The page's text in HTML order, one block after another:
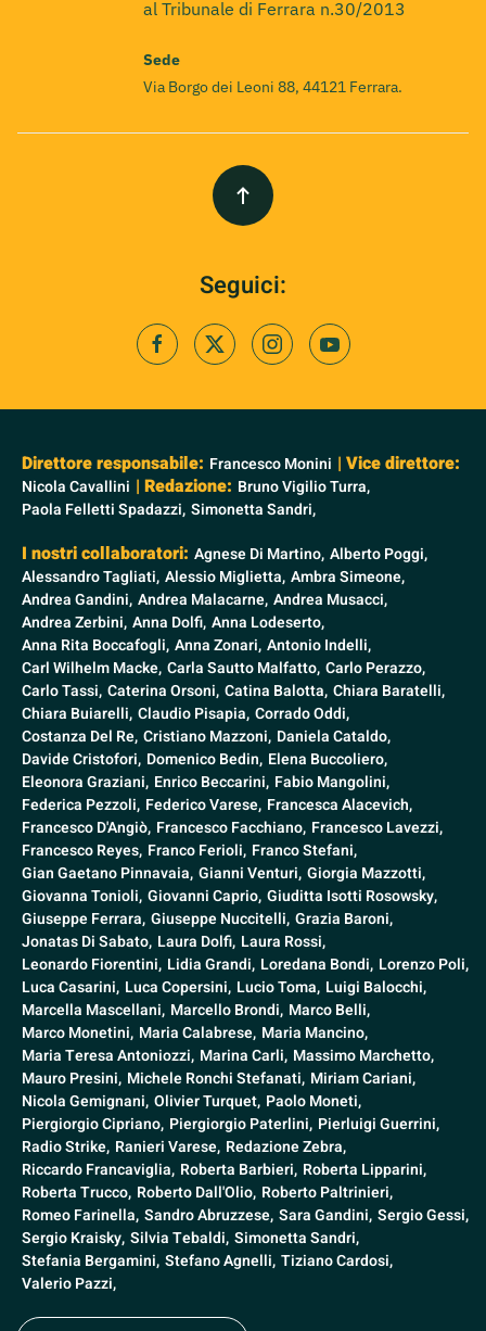
al Tribunale di Ferrara n.30/2013
Sede
Via Borgo dei Leoni 88, 44121 Ferrara.
Seguici:
Direttore responsabile: Francesco Monini | Vice direttore:
Nicola Cavallini | Redazione: Bruno Vigilio Turra,
Paola Felletti Spadazzi, Simonetta Sandri,
I nostri collaboratori: Agnese Di Martino, Alberto Poggi,
Alessandro Tagliati, Alessio Miglietta, Ambra Simeone,
Andrea Gandini, Andrea Malacarne, Andrea Musacci,
Andrea Zerbini, Anna Dolfi, Anna Lodeserto,
Anna Rita Boccafogli, Anna Zonari, Antonio Indelli,
Carl Wilhelm Macke, Carla Sautto Malfatto, Carlo Perazzo,
Carlo Tassi, Caterina Orsoni, Catina Balotta, Chiara Baratelli,
Chiara Buiarelli, Claudio Pisapia, Corrado Oddi,
Costanza Del Re, Cristiano Mazzoni, Daniela Cataldo,
Davide Cristofori, Domenico Bedin, Elena Buccoliero,
Eleonora Graziani, Enrico Beccarini, Fabio Mangolini,
Federica Pezzoli, Federico Varese, Francesca Alacevich,
Francesco D'Angiò, Francesco Facchiano, Francesco Lavezzi,
Francesco Reyes, Franco Ferioli, Franco Stefani,
Gian Gaetano Pinnavaia, Gianni Venturi, Giorgia Mazzotti,
Giovanna Tonioli, Giovanni Caprio, Giuditta Isotti Rosowsky,
Giuseppe Ferrara, Giuseppe Nuccitelli, Grazia Baroni,
Jonatas Di Sabato, Laura Dolfi, Laura Rossi,
Leonardo Fiorentini, Lidia Grandi, Loredana Bondi, Lorenzo Poli,
Luca Casarini, Luca Copersini, Lucio Toma, Luigi Balocchi,
Marcella Mascellani, Marcello Brondi, Marco Belli,
Marco Monetini, Maria Calabrese, Maria Mancino,
Maria Teresa Antoniozzi, Marina Carli, Massimo Marchetto,
Mauro Presini, Michele Ronchi Stefanati, Miriam Cariani,
Nicola Gemignani, Olivier Turquet, Paolo Moneti,
Piergiorgio Cipriano, Piergiorgio Paterlini, Pierluigi Guerrini,
Radio Strike, Ranieri Varese, Redazione Zebra,
Riccardo Francaviglia, Roberta Barbieri, Roberta Lipparini,
Roberta Trucco, Roberto Dall'Olio, Roberto Paltrinieri,
Romeo Farinella, Sandro Abruzzese, Sara Gandini, Sergio Gessi,
Sergio Kraisky, Silvia Tebaldi, Simonetta Sandri,
Stefania Bergamini, Stefano Agnelli, Tiziano Cardosi,
Valerio Pazzi,